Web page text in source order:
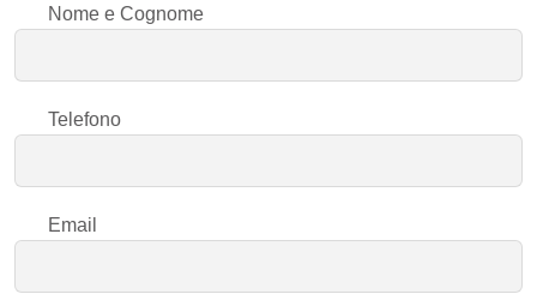
Nome e Cognome
Telefono
Email